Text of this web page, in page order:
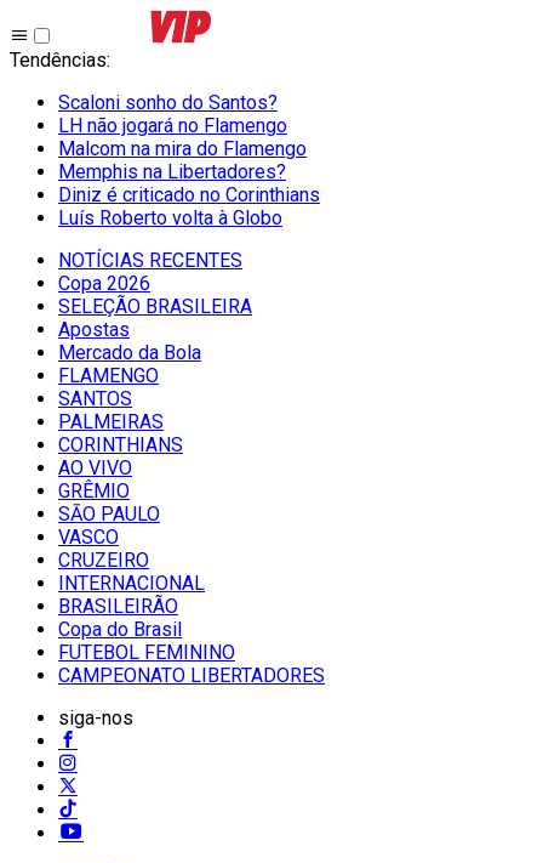
Tendências:
Scaloni sonho do Santos?
LH não jogará no Flamengo
Malcom na mira do Flamengo
Memphis na Libertadores?
Diniz é criticado no Corinthians
Luís Roberto volta à Globo
NOTÍCIAS RECENTES
Copa 2026
SELEÇÃO BRASILEIRA
Apostas
Mercado da Bola
FLAMENGO
SANTOS
PALMEIRAS
CORINTHIANS
AO VIVO
GRÊMIO
SĀO PAULO
VASCO
CRUZEIRO
INTERNACIONAL
BRASILEIRÃO
Copa do Brasil
FUTEBOL FEMININO
CAMPEONATO LIBERTADORES
siga-nos